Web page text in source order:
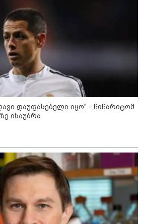
მორიგი თავდასხმა Wildberries-
ის საწყობზე - დრონებით
თავდასხმის შემდეგ, ტულას
ოლქში მდებარე საწყობში
ხანძარია
09:12 / 05-08-2026
14 გარდაცვლილი, 22
დაშავებული, მასშტაბური
ხანძარი - რუსეთმა კიევზე
იერიში ბალისტიკური
რაკეტებით მიიტანა
14:13 / 04-08-2026
მორიგი თავდასხმა რუსეთში,
ნავთობგადამამუშავებელ
ქარხანაზე - რა დეტალებია
ცნობილი
სიახლე
დაუფასებელი იყო" - ჩიჩარიტომ
ისაუბრა